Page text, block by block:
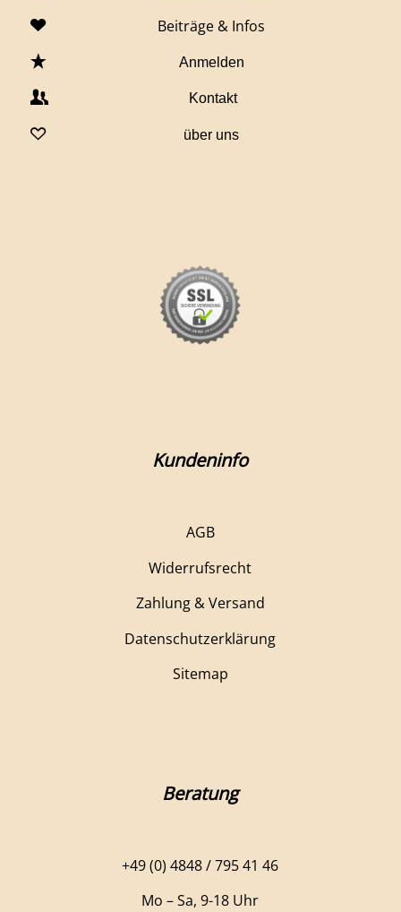
Beiträge & Infos
Anmelden
Kontakt
über uns
Kundeninfo
AGB
Widerrufsrecht
Zahlung & Versand
Datenschutzerklärung
Sitemap
Beratung
+49 (0) 4848 / 795 41 46
Mo – Sa, 9-18 Uhr